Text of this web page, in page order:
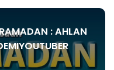
: AHLAN